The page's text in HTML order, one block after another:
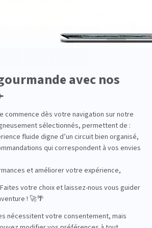
TUI ?
du
Des hôtels choisis